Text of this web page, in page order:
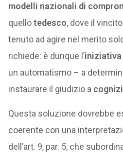
modelli nazionali di
quellotedesco, dove il
tenuto ad agire nel merito
richiede: è dunque l’
un automatismo – a
instaurare il giudizio a
Questa soluzione dovrebbe
coerente con una
dell’art. 9, par. 5, che